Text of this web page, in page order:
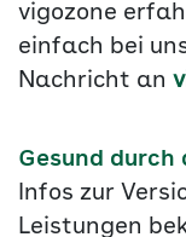
vigozone
einfach bei
Nachricht an
Gesund durch
Infos zur
Leistungen